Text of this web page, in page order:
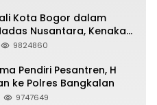
Kota Bogor dalam
Nusantara, Kenakan
sebagai Simbol
9824860
Pendiri Pesantren, H
ke Polres Bangkalan
9747649